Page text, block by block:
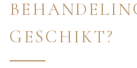
GESCHIKT?